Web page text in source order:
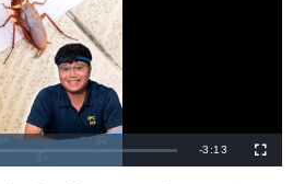
剩
-3:13
全
螢